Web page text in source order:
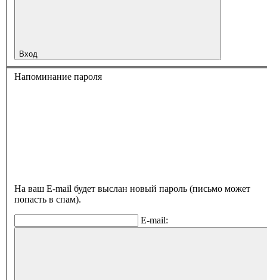
Вход
Напоминание пароля
На ваш E-mail будет выслан новый пароль (письмо может
попасть в спам).
E-mail: